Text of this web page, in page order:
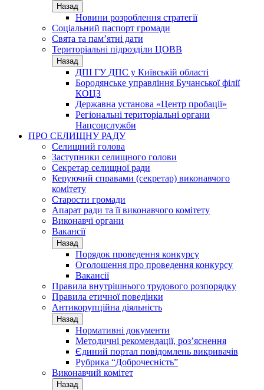
Назад
Новини розроблення стратегії
Соціальний паспорт громади
Свята та пам’ятні дати
Територіальні підрозділи ЦОВВ
Назад
ДПІ ГУ ДПС у Київській області
Бородянське управління Бучанської філії
КОЦЗ
Державна установа «Центр пробації»
Регіональні територіальні органи
Нацсоцслужби
ПРО СЕЛИЩНУ РАДУ
Селищний голова
Заступники селищного голови
Секретар селищної ради
Керуючий справами (секретар) виконавчого
комітету
Старости громади
Апарат ради та її виконавчого комітету
Виконавчі органи
Вакансії
Назад
Порядок проведення конкурсу
Оголошення про проведення конкурсу
Вакансії
Правила внутрішнього трудового розпорядку
Правила етичної поведінки
Антикорупційна діяльність
Назад
Нормативні документи
Методичні рекомендації, роз’яснення
Єдиний портал повідомлень викривачів
Рубрика “Доброчесність”
Виконавчий комітет
Назад